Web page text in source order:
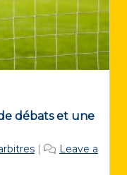
débats et une
Leave a